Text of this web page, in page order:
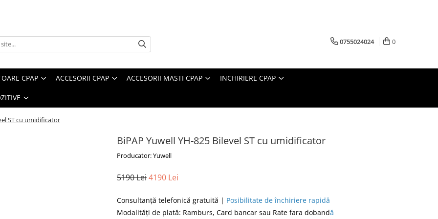
0755024024 0
CPAP ACCESORII CPAP ACCESORII MASTI CPAP INCHIRIERE CPAP
ST cu umidificator
BiPAP Yuwell YH-825 Bilevel ST cu umidificator
Producator: Yuwell
5190 Lei4190 Lei
Consultanţă telefonică gratuită | Posibilitate de închiriere rapidă
Modalităţi de plată: Ramburs, Card bancar sau Rate fara dobandă